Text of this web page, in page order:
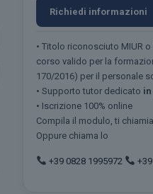
Richiedi informazioni
• Titolo riconosciuto MIUR
corso valido per la
170/2016) per il personale
• Supporto tutor dedicato
• Iscrizione 100% online
Compila il modulo, ti
Oppure chiama lo
+39 0828 1995972